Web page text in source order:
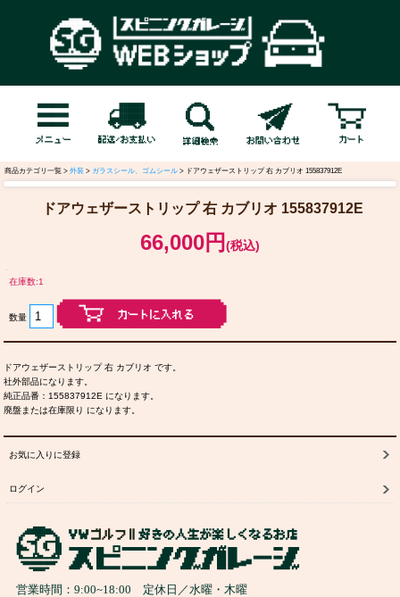
商品カテゴリ一覧 > 外装 > ガラスシール、ゴムシール > ドアウェザーストリップ 右 カブリオ 155837912E
ドアウェザーストリップ 右 カブリオ 155837912E
66,000円 (税込)
在庫数:1
数量
ドアウェザーストリップ 右 カブリオ です。
社外部品になります。
純正品番：155837912E になります。
廃盤または在庫限り になります。
お気に入りに登録
ログイン
営業時間： 9:00~18:00 定休日／水曜・木曜